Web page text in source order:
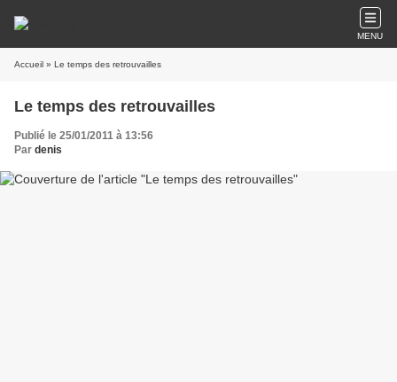
MENU
Accueil » Le temps des retrouvailles
Le temps des retrouvailles
Publié le 25/01/2011 à 13:56
Par denis